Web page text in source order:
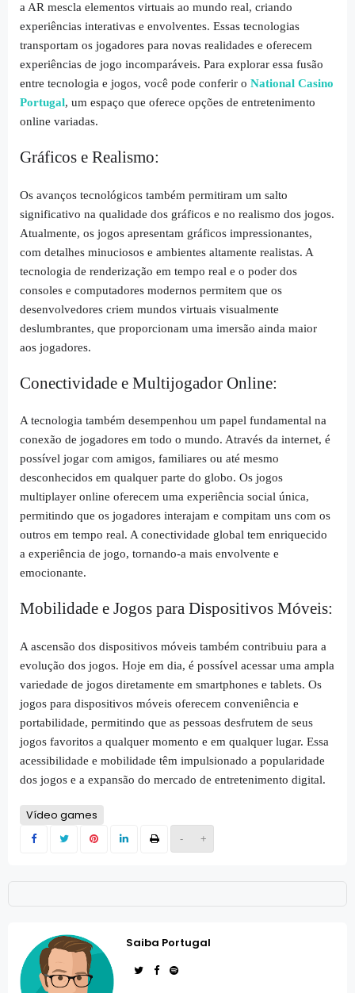
- +
a AR mescla elementos virtuais ao mundo real, criando
experiências interativas e envolventes. Essas tecnologias
transportam os jogadores para novas realidades e oferecem
experiências de jogo incomparáveis. Para explorar essa fusão
entre tecnologia e jogos, você pode conferir o National Casino
Portugal, um espaço que oferece opções de entretenimento
online variadas.
Gráficos e Realismo:
Os avanços tecnológicos também permitiram um salto
significativo na qualidade dos gráficos e no realismo dos jogos.
Atualmente, os jogos apresentam gráficos impressionantes,
com detalhes minuciosos e ambientes altamente realistas. A
tecnologia de renderização em tempo real e o poder dos
consoles e computadores modernos permitem que os
desenvolvedores criem mundos virtuais visualmente
deslumbrantes, que proporcionam uma imersão ainda maior
aos jogadores.
Conectividade e Multijogador Online:
A tecnologia também desempenhou um papel fundamental na
conexão de jogadores em todo o mundo. Através da internet, é
possível jogar com amigos, familiares ou até mesmo
desconhecidos em qualquer parte do globo. Os jogos
multiplayer online oferecem uma experiência social única,
permitindo que os jogadores interajam e compitam uns com os
outros em tempo real. A conectividade global tem enriquecido
a experiência de jogo, tornando-a mais envolvente e
emocionante.
Mobilidade e Jogos para Dispositivos Móveis:
A ascensão dos dispositivos móveis também contribuiu para a
evolução dos jogos. Hoje em dia, é possível acessar uma ampla
variedade de jogos diretamente em smartphones e tablets. Os
jogos para dispositivos móveis oferecem conveniência e
portabilidade, permitindo que as pessoas desfrutem de seus
jogos favoritos a qualquer momento e em qualquer lugar. Essa
acessibilidade e mobilidade têm impulsionado a popularidade
dos jogos e a expansão do mercado de entretenimento digital.
Vídeo games
Saiba Portugal